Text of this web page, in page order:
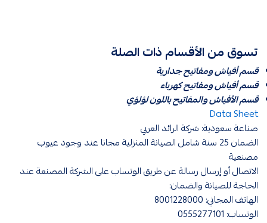
تسوق من الأقسام ذات الصلة
قسم أفياش ومفاتيح جدارية
قسم أفياش ومفاتيح كهرباء
قسم الأفياش والمفاتيح باللون لؤلؤي
Data Sheet
صناعة سعودية: شركة الرائد العربي
الضمان 25 سنة شامل الصيانة المنزلية مجانا عند وجود عيوب
مصنعية
الاتصال أو إرسال رسالة عن طريق الوتساب على الشركة المصنعة عند
الحاجة للصيانة والضمان:
الهاتف المجاني: 8001228000
الوتساب: 0555277101